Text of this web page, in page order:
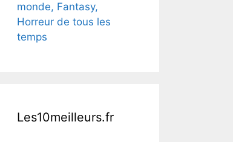
monde, Fantasy,
Horreur de tous les
temps
Les10meilleurs.fr